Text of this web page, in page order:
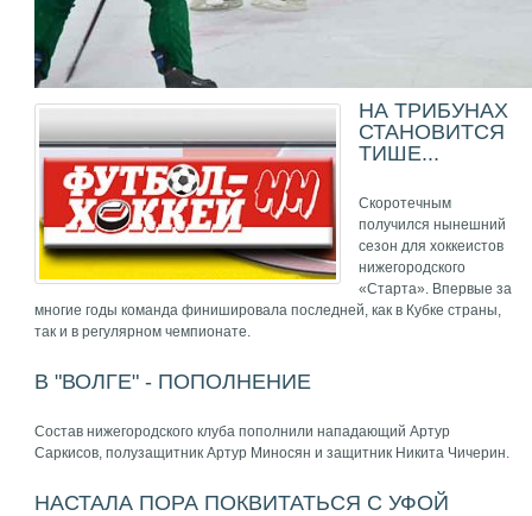
НА ТРИБУНАХ
СТАНОВИТСЯ
ТИШЕ...
Скоротечным
получился нынешний
сезон для хоккеистов
нижегородского
«Старта». Впервые за
многие годы команда финишировала последней, как в Кубке страны,
так и в регулярном чемпионате.
В "ВОЛГЕ" - ПОПОЛНЕНИЕ
Состав нижегородского клуба пополнили нападающий Артур
Саркисов, полузащитник Артур Миносян и защитник Никита Чичерин.
НАСТАЛА ПОРА ПОКВИТАТЬСЯ С УФОЙ